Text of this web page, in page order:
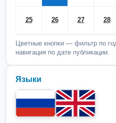
25 26 27 28
Цветные кнопки — фильтр по
навигация по дате публикации.
Языки